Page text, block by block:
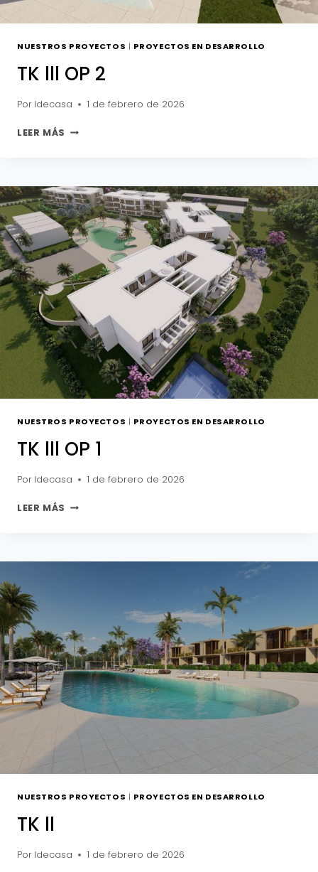
NUESTROS PROYECTOS | PROYECTOS EN DESARROLLO
TK lll OP 2
Por Idecasa 1 de febrero de 2026
LEER MÁS TK
NUESTROS PROYECTOS | PROYECTOS EN DESARROLLO
TK lll OP 1
Por Idecasa 1 de febrero de 2026
LEER MÁS TK
NUESTROS PROYECTOS | PROYECTOS EN DESARROLLO
TK ll
Por Idecasa 1 de febrero de 2026